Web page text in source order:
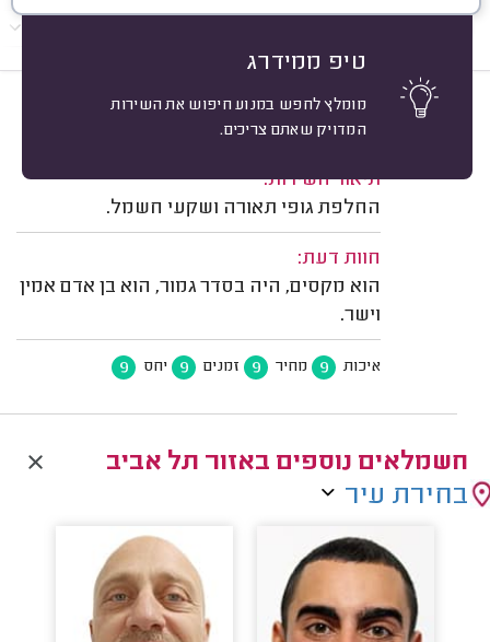
טיפ ממידרג
מומלץ לחפש במנוע חיפוש את השירות
המדויק שאתם צריכים.
נאוה מור, תל אביב.
משוב: 26/04/2025
תיאור השירות:
החלפת גופי תאורה ושקעי חשמל.
חוות דעת:
הוא מקסים, היה בסדר גמור, הוא בן אדם אמין
וישר.
איכות 9 מחיר 9 זמנים 9 יחס 9
חשמלאים נוספים באזור תל אביב
בחירת עיר